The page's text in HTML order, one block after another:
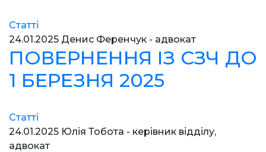
Статті
24.01.2025 Денис Ференчук - адвокат
ПОВЕРНЕННЯ ІЗ СЗЧ ДО
1 БЕРЕЗНЯ 2025
Статті
24.01.2025 Юлія Тобота - керівник відділу,
адвокат